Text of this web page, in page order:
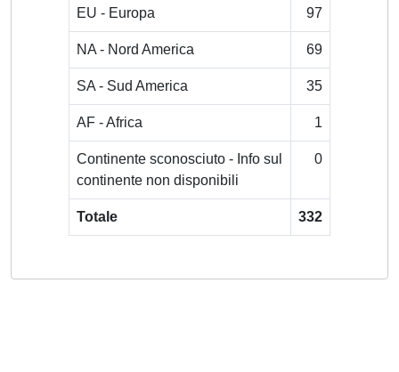
EU - Europa 97
NA - Nord America 69
SA - Sud America 35
AF - Africa 1
Continente sconosciuto - Info sul
continente non disponibili
0
Totale 332